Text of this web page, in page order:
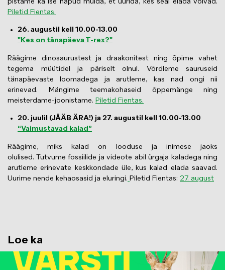
pistame ka ise näpud mulda, et uurida, kes seal elada võivad.
Piletid Fientas.
26. augustil kell 10.00-13.00
"Kes on tänapäeva T-rex?"
Räägime dinosaurustest ja draakonitest ning õpime vahet
tegema müütidel ja päriselt olnul. Võrdleme sauruseid
tänapäevaste loomadega ja arutleme, kas nad ongi nii
erinevad. Mängime teemakohaseid õppemänge ning
meisterdame-joonistame. Piletid Fientas.
20. juulil (JÄÄB ÄRA!) ja 27. augustil kell 10.00-13.00
“Vaimustavad kalad”
Räägime, miks kalad on looduse ja inimese jaoks
olulised. Tutvume fossiilide ja videote abil ürgaja kaladega ning
arutleme erinevate keskkondade üle, kus kalad elada saavad.
Uurime nende kehaosasid ja eluringi. Piletid Fientas: 27. august
Loe ka
Image